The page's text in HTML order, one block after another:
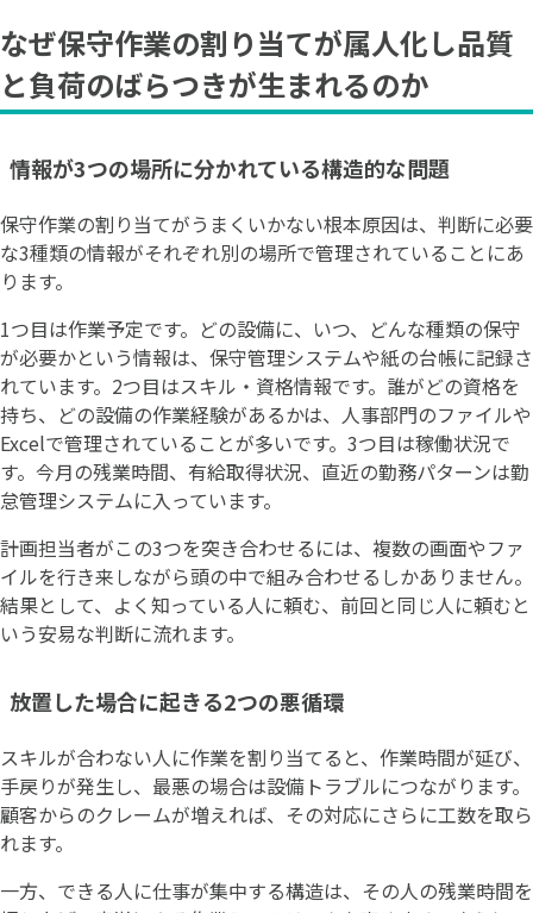
なぜ保守作業の割り当てが属人化し品質
と負荷のばらつきが生まれるのか
情報が3つの場所に分かれている構造的な問題
保守作業の割り当てがうまくいかない根本原因は、判断に必要
な3種類の情報がそれぞれ別の場所で管理されていることにあ
ります。
1つ目は作業予定です。どの設備に、いつ、どんな種類の保守
が必要かという情報は、保守管理システムや紙の台帳に記録さ
れています。2つ目はスキル・資格情報です。誰がどの資格を
持ち、どの設備の作業経験があるかは、人事部門のファイルや
Excelで管理されていることが多いです。3つ目は稼働状況で
す。今月の残業時間、有給取得状況、直近の勤務パターンは勤
怠管理システムに入っています。
計画担当者がこの3つを突き合わせるには、複数の画面やファ
イルを行き来しながら頭の中で組み合わせるしかありません。
結果として、よく知っている人に頼む、前回と同じ人に頼むと
いう安易な判断に流れます。
放置した場合に起きる2つの悪循環
スキルが合わない人に作業を割り当てると、作業時間が延び、
手戻りが発生し、最悪の場合は設備トラブルにつながります。
顧客からのクレームが増えれば、その対応にさらに工数を取ら
れます。
一方、できる人に仕事が集中する構造は、その人の残業時間を